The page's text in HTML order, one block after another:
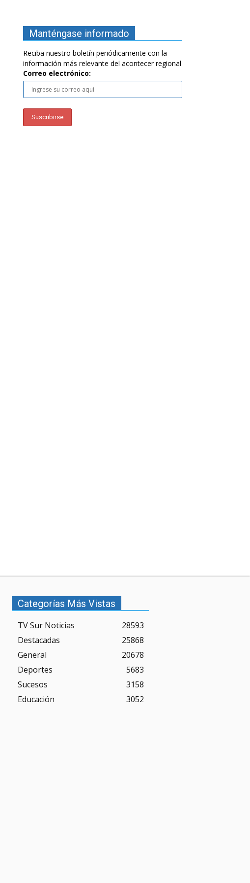
Manténgase informado
Reciba nuestro boletín periódicamente con la
información más relevante del acontecer regional
Correo electrónico:
Categorías Más Vistas
TV Sur Noticias
28593
Destacadas
25868
General
20678
Deportes
5683
Sucesos
3158
Educación
3052